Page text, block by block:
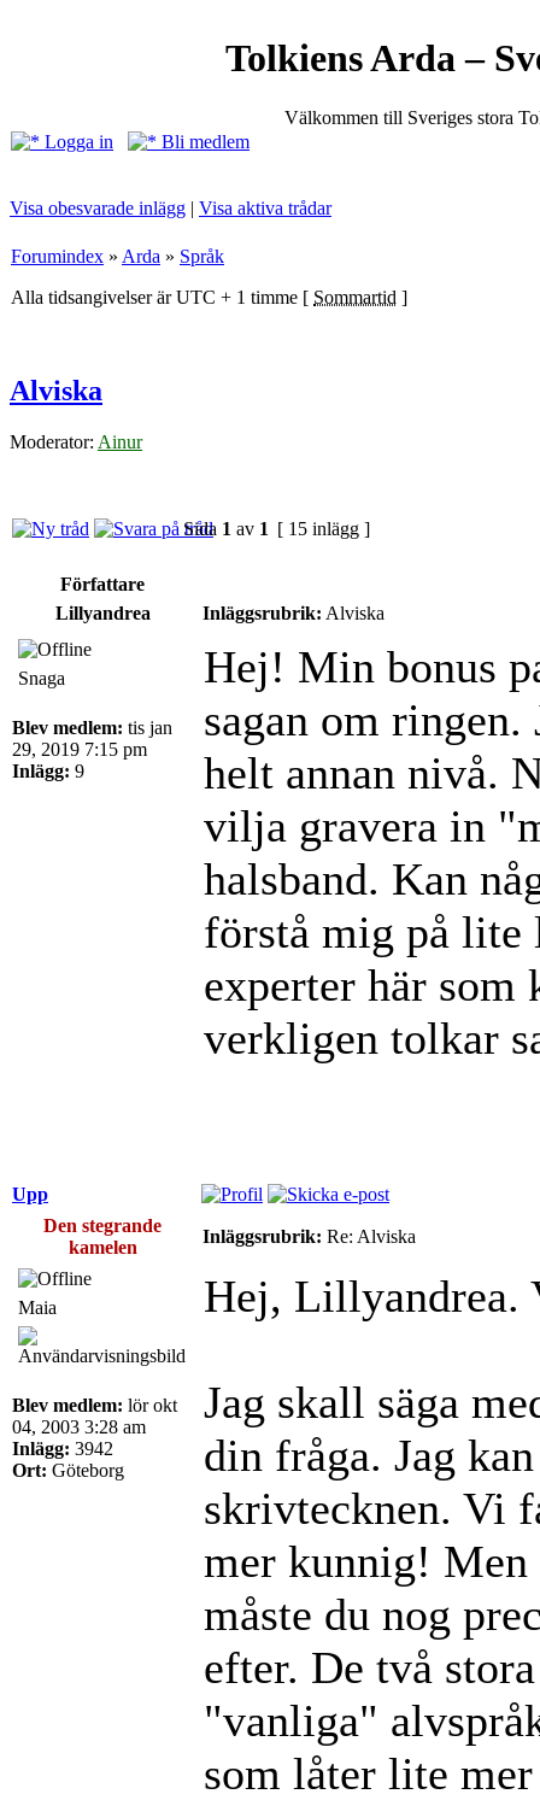
Tolkiens Arda –
Välkommen till Sveriges stora
Logga in
Bli medlem
Visa obesvarade inlägg | Visa aktiva trådar
Forumindex » Arda » Språk
Alla tidsangivelser är UTC + 1 timme [ Sommartid ]
Alviska
Moderator: Ainur
Sida 1 av 1 [ 15 inlägg ]
Författare
Lillyandrea
Inläggsrubrik: Alviska
Snaga
Blev medlem: tis jan
29, 2019 7:15 pm
Inlägg: 9
Hej! Min bonus
sagan om ringen.
helt annan nivå.
vilja gravera in
halsband. Kan
förstå mig på lite
experter här som
verkligen tolkar
Upp
Den stegrande
kamelen
Inläggsrubrik: Re: Alviska
Maia
Blev medlem: lör okt
04, 2003 3:28 am
Inlägg: 3942
Ort: Göteborg
Hej, Lillyandrea.
Jag skall säga
din fråga. Jag
skrivtecknen. Vi
mer kunnig! Men
måste du nog
efter. De två
"vanliga"
som låter lite